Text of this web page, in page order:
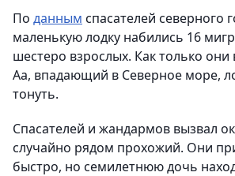
По данным спасателей северного
маленькую лодку набились 16
шестеро взрослых. Как только
Аа, впадающий в Северное море,
тонуть.
Спасателей и жандармов вызвал
случайно рядом прохожий. Они
быстро, но семилетнюю дочь